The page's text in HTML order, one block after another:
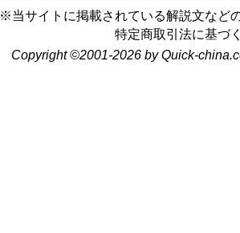
※当サイトに掲載されている解説文など
特定商取引法に基づ
Copyright ©2001-2026 by Quick-